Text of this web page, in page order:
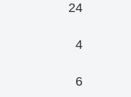
24
4
6